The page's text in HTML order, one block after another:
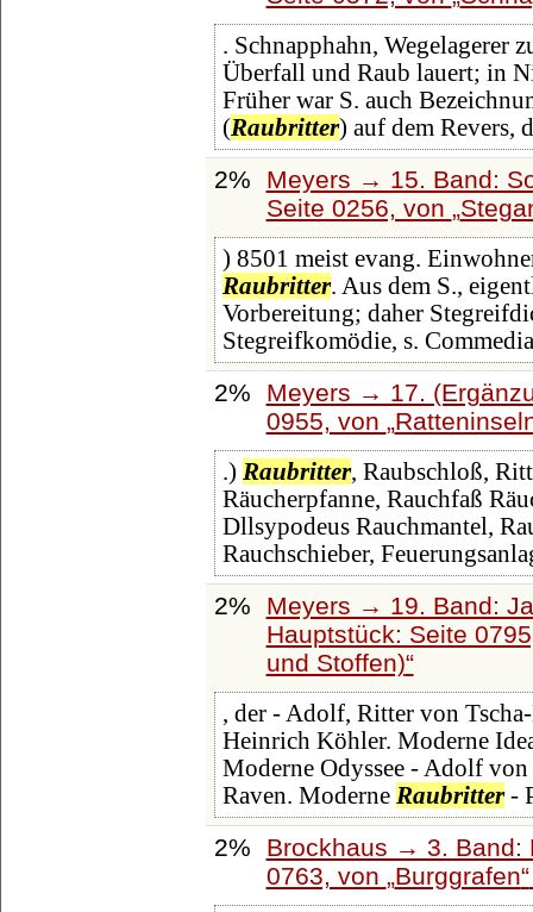
. Schnapphahn, Wegelagerer
Überfall und Raub lauert; in
Früher war S. auch
(Raubritter) auf dem Revers,
2%
Meyers → 15. Band:
Seite 0256, von
) 8501 meist evang.
Raubritter. Aus dem S.,
Vorbereitung; daher
Stegreifkomödie, s. Commedia
2%
Meyers → 17.
0955, von
.) Raubritter, Raubschloß,
Räucherpfanne, Rauchfaß
Dllsypodeus Rauchmantel,
Rauchschieber,
2%
Meyers → 19. Band:
Hauptstück: Seite
und Stoffen)
, der - Adolf, Ritter von
Heinrich Köhler. Moderne
Moderne Odyssee - Adolf
Raven. Moderne Raubritter-
2%
Brockhaus → 3. Band:
0763, von Burggrafen